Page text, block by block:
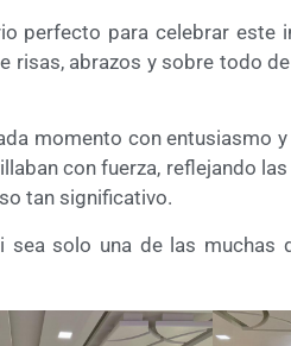
perfecto para celebrar este
risas, abrazos y sobre todo
momento con entusiasmo
con fuerza, reflejando
tan significativo.
solo una de las muchas